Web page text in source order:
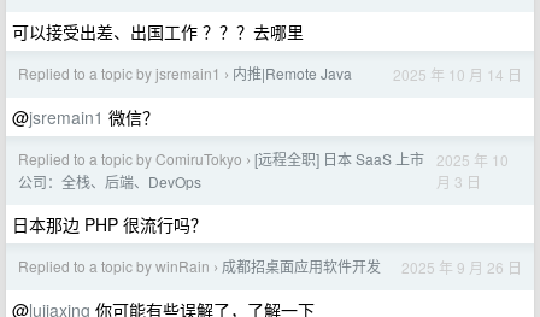
可以接受出差、出国工作 ？？？去哪里
Replied to a topic by jsremain1 › 内推|Remote Java 2025 年 10 月 14 日
@jsremain1 微信？
Replied to a topic by ComiruTokyo › [远程全职] 日本 SaaS 上市
公司：全栈、后端、DevOps
2025 年 10
月 3 日
日本那边 PHP 很流行吗？
Replied to a topic by winRain › 成都招桌面应用软件开发 2025 年 9 月 26 日
@lujiaxing 你可能有些误解了，了解一下